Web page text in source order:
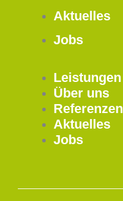
Aktuelles
Jobs
Leistungen
Über uns
Referenzen
Aktuelles
Jobs